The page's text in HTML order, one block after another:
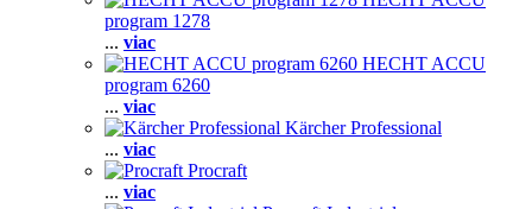
program 1278
... viac
HECHT ACCU
program 6260
... viac
Kärcher Professional
... viac
Procraft
... viac